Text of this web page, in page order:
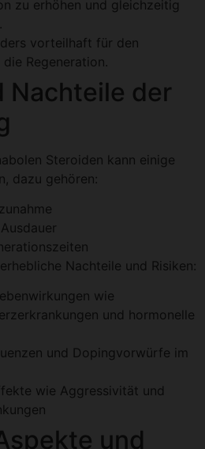
zu erhöhen und gleichzeitig
vorteilhaft für den
Regeneration.
Nachteile der
Steroiden kann einige
dazu gehören:
Nachteile und Risiken:
wie
und hormonelle
und Dopingvorwürfe im
wie Aggressivität und
und